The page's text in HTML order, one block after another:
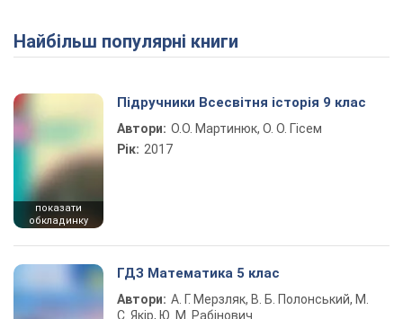
Найбільш популярні книги
показати
обкладинку
Підручники Всесвітня історія 9 клас
Автори: О.О. Мартинюк, О. О. Гісем
Рік: 2017
ГДЗ Математика 5 клас
Автори: А. Г. Мерзляк, В. Б. Полонський, М.
С. Якір, Ю. М. Рабінович